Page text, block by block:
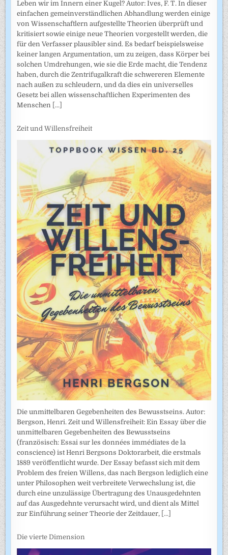
Leben wir im Innern einer Kugel? Autor: Ives, F. T. In dieser
einfachen gemeinverständlichen Abhandlung werden einige
von Wissenschaftlern aufgestellte Theorien überprüft und
kritisiert sowie einige neue Theorien vorgestellt werden, die
für den Verfasser plausibler sind. Es bedarf beispielsweise
keiner langen Argumentation, um zu zeigen, dass Körper bei
solchen Umdrehungen, wie sie die Erde macht, die Tendenz
haben, durch die Zentrifugalkraft die schwereren Elemente
nach außen zu schleudern, und da dies ein universelles
Gesetz bei allen wissenschaftlichen Experimenten des
Menschen [...]
Zeit und Willensfreiheit
Die unmittelbaren Gegebenheiten des Bewusstseins. Autor:
Bergson, Henri. Zeit und Willensfreiheit: Ein Essay über die
unmittelbaren Gegebenheiten des Bewusstseins
(französisch: Essai sur les données immédiates de la
conscience) ist Henri Bergsons Doktorarbeit, die erstmals
1889 veröffentlicht wurde. Der Essay befasst sich mit dem
Problem des freien Willens, das nach Bergson lediglich eine
unter Philosophen weit verbreitete Verwechslung ist, die
durch eine unzulässige Übertragung des Unausgedehnten
auf das Ausgedehnte verursacht wird, und dient als Mittel
zur Einführung seiner Theorie der Zeitdauer, [...]
Die vierte Dimension